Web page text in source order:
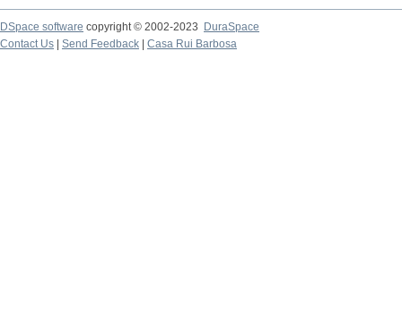
DSpace software copyright © 2002-2023
DuraSpace
Contact Us
Send Feedback Casa Rui Barbosa